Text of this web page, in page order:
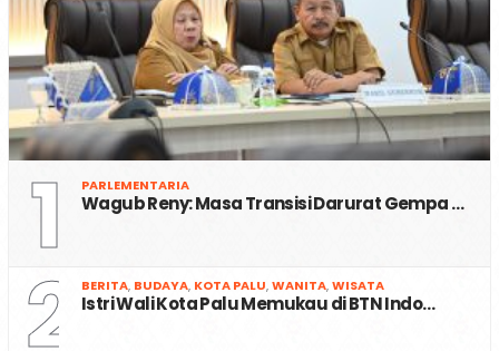
1 PARLEMENTARIA
Wagub Reny: Masa Transisi Darurat Gempa …
2 BERITA, BUDAYA, KOTA PALU,WANITA,WISATA
Istri Wali Kota Palu Memukau di BTN Indo…